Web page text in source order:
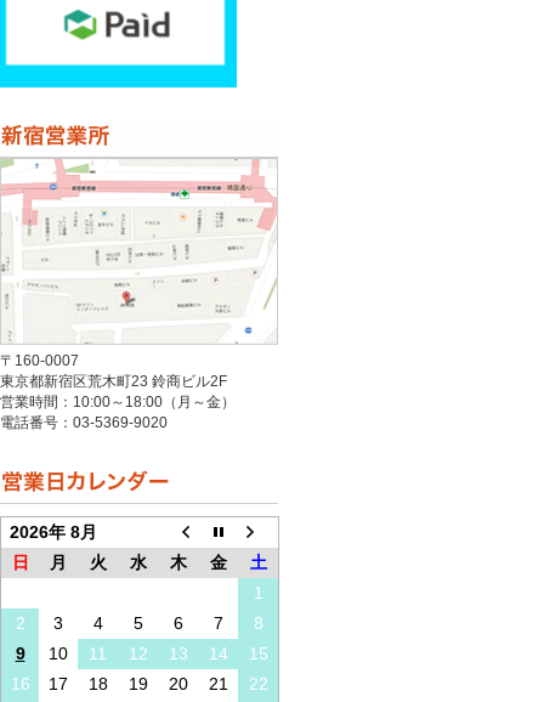
〒160-0007
東京都新宿区荒木町23 鈴商ビル2F
営業時間：10:00～18:00（月～金）
電話番号：03-5369-9020
2026年 8月
日
月 火 水 木 金
土
1
2
3 4 5 6 7
8
9
10 11 12 13 14
15
16
17 18 19 20 21
22